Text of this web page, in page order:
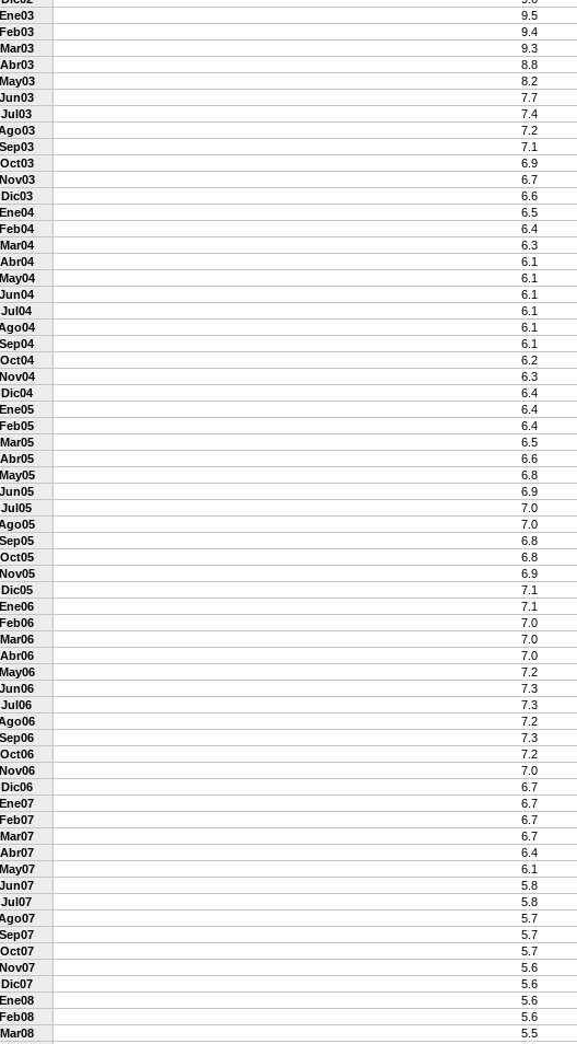
Ene03
9.5
Feb03
9.4
Mar03
9.3
Abr03
8.8
May03
8.2
Jun03
7.7
Jul03
7.4
7.2
Sep03
7.1
Oct03
6.9
Nov03
6.7
Dic03
6.6
Ene04
6.5
Feb04
6.4
Mar04
6.3
Abr04
6.1
May04
6.1
Jun04
6.1
Jul04
6.1
6.1
Sep04
6.1
Oct04
6.2
Nov04
6.3
Dic04
6.4
Ene05
6.4
Feb05
6.4
Mar05
6.5
Abr05
6.6
May05
6.8
Jun05
6.9
Jul05
7.0
7.0
Sep05
6.8
Oct05
6.8
Nov05
6.9
Dic05
7.1
Ene06
7.1
Feb06
7.0
Mar06
7.0
Abr06
7.0
May06
7.2
Jun06
7.3
Jul06
7.3
7.2
Sep06
7.3
Oct06
7.2
Nov06
7.0
Dic06
6.7
Ene07
6.7
Feb07
6.7
Mar07
6.7
Abr07
6.4
May07
6.1
Jun07
5.8
Jul07
5.8
5.7
Sep07
5.7
Oct07
5.7
Nov07
5.6
Dic07
5.6
Ene08
5.6
Feb08
5.6
Mar08
5.5